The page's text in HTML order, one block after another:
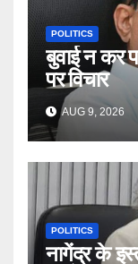
POLITICS
बुवाई न कर
पर विचार
AUG 9, 2026
POLITICS
नागेंद्र के